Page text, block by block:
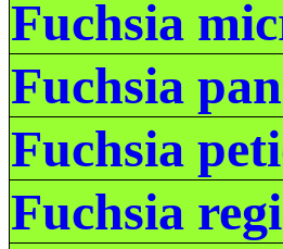
Fuchsia
Fuchsia
Fuchsia
Fuchsia